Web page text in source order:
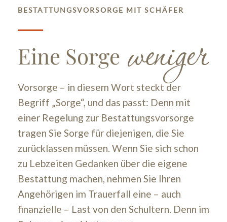
BESTATTUNGSVORSORGE MIT SCHÄFER
Eine Sorge weniger
Vorsorge – in diesem Wort steckt der
Begriff „Sorge“, und das passt: Denn mit
einer Regelung zur Bestattungsvorsorge
tragen Sie Sorge für diejenigen, die Sie
zurücklassen müssen. Wenn Sie sich schon
zu Lebzeiten Gedanken über die eigene
Bestattung machen, nehmen Sie Ihren
Angehörigen im Trauerfall eine – auch
finanzielle – Last von den Schultern. Denn im